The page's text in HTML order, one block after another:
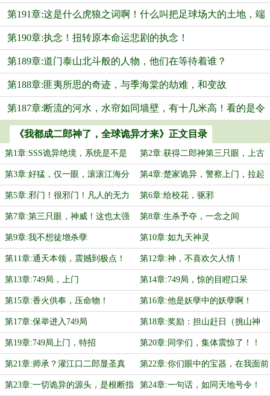
第191章:这是什么虎狼之词啊！什么叫把足球场大的土地，端
起来？
第190章:执念！扭转原本命运悲剧的执念！
第189章:道门泰山北斗般的人物，他们在等待着谁？
第188章:匪夷所思的奇迹，与季海棠的劫难，和变故
第187章:断流的河水，水帘如同墙壁，有十几米高！看的是令
人瞠目结舌
《我都成二郎神了，全球诡异才来》正文目录
第1章:SSS诡异绝境，系统是不是
走错片场了
第2章:获得二郎神第三只眼，上古
天眼
第3章:好猛，仅一眼，滚滚江海分
流三小时
第4章:楚家诡异，警察上门，拉起
警戒线
第5章:邪门！很邪门！凡人的无力
感
第6章:给校花，驱邪
第7章:第三只眼，神威！这也太强
了吧
第8章:生杀予夺，一念之间
第9章:我不想徒增杀孽 第10章:如九天神灵
第11章:通天本领，震撼到极点！ 第12章:神，不喜欢欠人情！
第13章:749局，上门 第14章:749局，惊的目瞪口呆
第15章:香火供奉，压命物！ 第16章:他是妖孽中的妖孽啊！
第17章:保举进入749局 第18章:奖励：担山赶日（挑山神
力）
第19章:749局上门，特招 第20章:同学们，集体震惊了！！
第21章:师承？灌江口二郎显圣真
君，算吧
第22章:你们眼中的宝器，在我面前
就是垃圾
第23章:一切诡异的源头，是根断指 第24章:一句话，如同天地号令！